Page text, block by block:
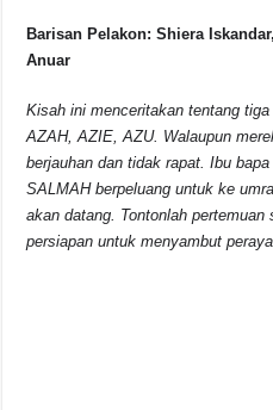
Barisan Pelakon: Shiera
Anuar
Kisah ini menceritakan tentang
AZAH, AZIE, AZU. Walaupun
berjauhan dan tidak rapat. Ibu
SALMAH berpeluang untuk ke
akan datang. Tontonlah
persiapan untuk menyambut